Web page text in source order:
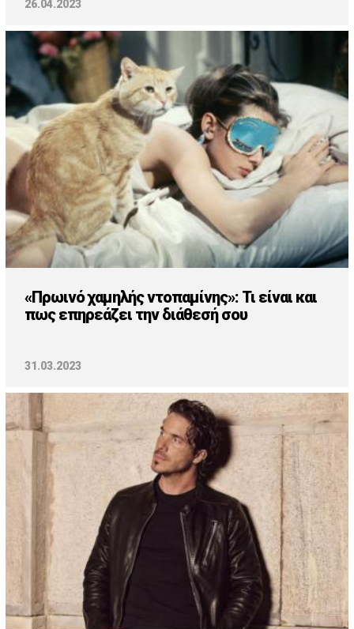
26.04.2023
«Πρωινό χαμηλής ντοπαμίνης»: Τι είναι και
πως επηρεάζει την διάθεσή σου
31.03.2023